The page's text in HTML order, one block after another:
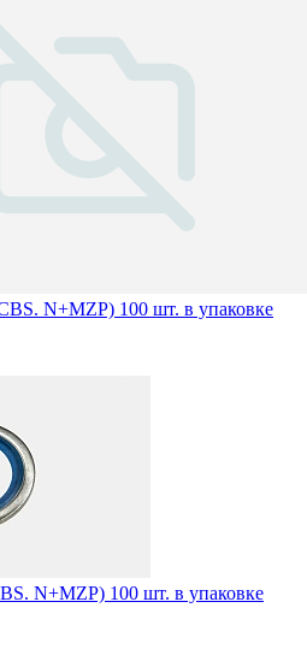
N+MZP) 100 шт. в упаковке
N+MZP) 100 шт. в упаковке